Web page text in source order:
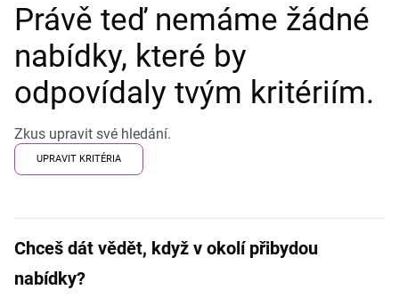
Právě teď nemáme žádné
nabídky, které by
odpovídaly tvým kritériím.
Zkus upravit své hledání.
UPRAVIT KRITÉRIA
Chceš dát vědět, když v okolí přibydou
nabídky?